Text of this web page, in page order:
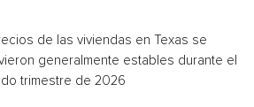
de las viviendas en Texas se
generalmente estables durante el
trimestre de 2026